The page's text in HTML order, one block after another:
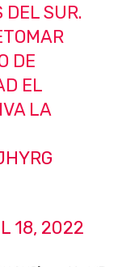
DEL SUR.
DE
EL
LA
18, 2022